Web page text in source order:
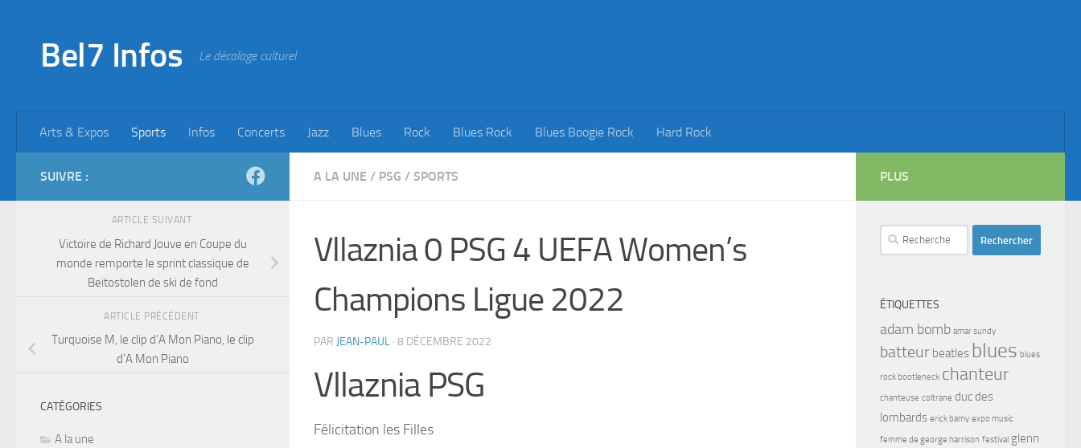
Bel7 Infos Le décalage culturel
Arts & Expos Sports Infos Concerts Jazz Blues Rock Blues Rock Blues Boogie Rock Hard Rock
A LA UNE / PSG / SPORTS
Vllaznia 0 PSG 4 UEFA Women’s
Champions Ligue 2022
PAR JEAN-PAUL · 8 DÉCEMBRE 2022
Vllaznia PSG
Félicitation les Filles
SUIVRE :
ARTICLE SUIVANT
Victoire de Richard Jouve en Coupe du
monde remporte le sprint classique de
Beitostolen de ski de fond
ARTICLE PRÉCÉDENT
Turquoise M, le clip d’A Mon Piano, le clip
d’A Mon Piano
CATÉGORIES
A la une
PLUS
Rechercher :
ÉTIQUETTES
adam bomb amar sundy
batteur beatles blues blues
rock bootleneck chanteur
chanteuse coltrane duc des
lombards erick bamy expo music
femme de george harrison festival glenn